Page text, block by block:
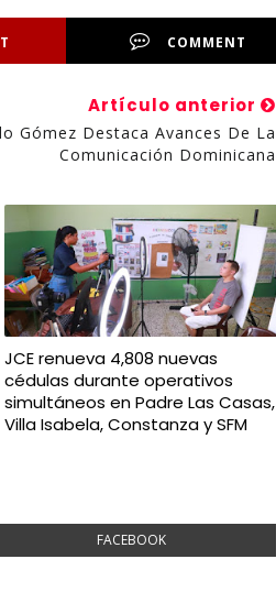
COMMENT
Artículo anterior
Gómez Destaca Avances De La
Comunicación Dominicana
JCE renueva 4,808 nuevas
cédulas durante operativos
simultáneos en Padre Las Casas,
Villa Isabela, Constanza y SFM
FACEBOOK